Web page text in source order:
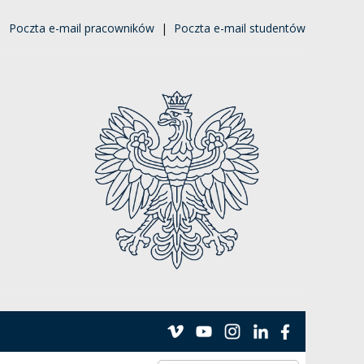
Poczta e-mail pracowników | Poczta e-mail studentów